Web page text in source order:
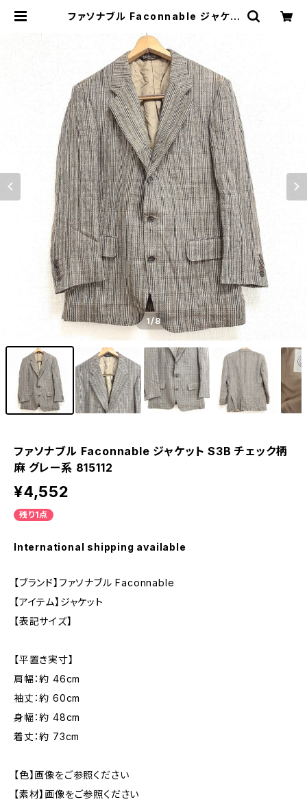
ファソナブル Faconnable ジャケッ
12 | Ethical Store
1/8
ファソナブル Faconnable ジャケット S3B チェック柄
麻 グレー系 815112
¥4,552
残り1点
International shipping available
【ブランド】ファソナブル Faconnable
【アイテム】ジャケット
【表記サイズ】
【平置き実寸】
肩幅：約 46cm
袖丈：約 60cm
身幅：約 48cm
着丈：約 73cm
【色】画像をご参照ください
【素材】画像をご参照ください